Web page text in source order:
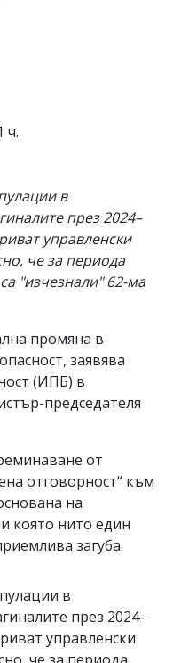
ч.
в
през 2024–
управленски
че за периода
"изчезнали" 62-ма
промяна в
заявява
(ИПБ) в
председателя
от
отговорност“ към
на
която нито един
загуба.
в
през 2024–
управленски
че за периода